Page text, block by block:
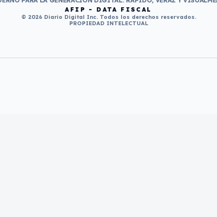
AFIP - DATA FISCAL
© 2026 Diario Digital Inc. Todos los derechos reservados.
PROPIEDAD INTELECTUAL